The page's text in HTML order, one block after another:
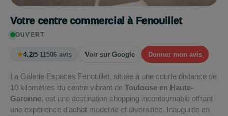
Votre centre commercial à Fenouillet
OUVERT
★4.2/5· 11506 avis Voir sur Google Donner mon avis
La Galerie Espaces Fenouillet, située à une courte distance de
10 kilomètres du centre vibrant de Toulouse en Haute-
Garonne, est une destination shopping incontournable offrant
une expérience d'achat moderne et diversifiée. Inaugurée en